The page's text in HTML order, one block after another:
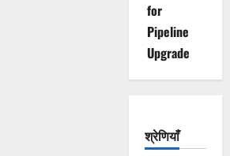
for
Pipeline
Upgrade
श्रेणियाँ